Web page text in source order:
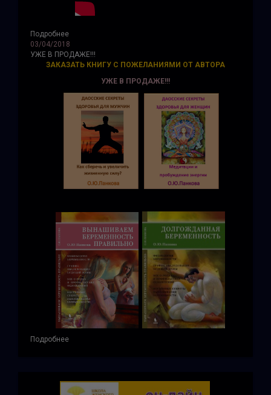
Подробнее
03/04/2018
УЖЕ В ПРОДАЖЕ!!!
ЗАКАЗАТЬ КНИГУ С ПОЖЕЛАНИЯМИ ОТ АВТОРА
УЖЕ В ПРОДАЖЕ!!!
Подробнее